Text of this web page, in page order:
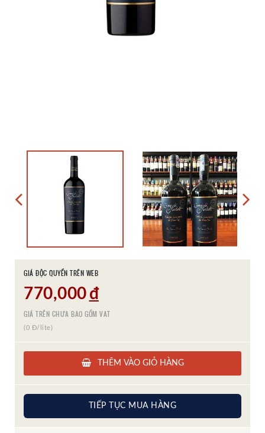
GIÁ ĐỘC QUYỀN TRÊN WEB
770,000 đ
GIÁ TRÊN CHƯA BAO GỒM VAT
(0 Đ/lite)
THÊM VÀO GIỎ HÀNG
TIẾP TỤC MUA HÀNG